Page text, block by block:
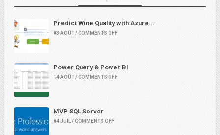
Predict Wine Quality with Azure...
03 AOÛT / COMMENTS OFF
Power Query & Power BI
14 AOÛT / COMMENTS OFF
MVP SQL Server
04 JUIL / COMMENTS OFF